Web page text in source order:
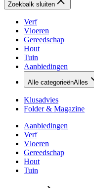
Zoekbalk sluiten
Verf
Vloeren
Gereedschap
Hout
Tuin
Aanbiedingen
Alle categorieënAlles
Klusadvies
Folder & Magazine
Aanbiedingen
Verf
Vloeren
Gereedschap
Hout
Tuin